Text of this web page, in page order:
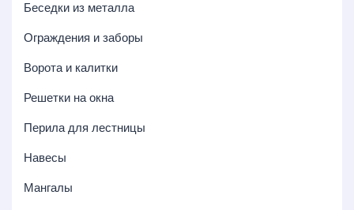
Беседки из металла
Ограждения и заборы
Ворота и калитки
Решетки на окна
Перила для лестницы
Навесы
Мангалы